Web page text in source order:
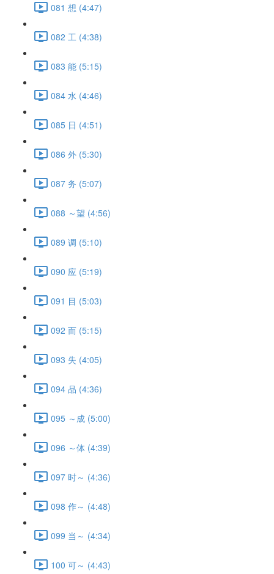
081 想 (4:47)
082 工 (4:38)
083 能 (5:15)
084 水 (4:46)
085 日 (4:51)
086 外 (5:30)
087 务 (5:07)
088 ～望 (4:56)
089 调 (5:10)
090 应 (5:19)
091 目 (5:03)
092 而 (5:15)
093 失 (4:05)
094 品 (4:36)
095 ～成 (5:00)
096 ～体 (4:39)
097 时～ (4:36)
098 作～ (4:48)
099 当～ (4:34)
100 可～ (4:43)